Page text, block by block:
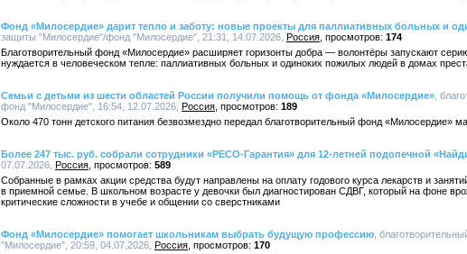
Фонд «Милосердие» дарит тепло и заботу: новые проекты для паллиативных больных и
защиты "Милосердие"/фонд "Милосердие", 21:31, 14.07.2026, Россия
174
Благотворительный фонд «Милосердие» расширяет горизонты добра — волонтёры запускают
нуждается в человеческом тепле: паллиативных больных и одиноких пожилых людей в домах
Семьи с детьми из шести областей России получили помощь от фонда «Милосердие» ,
фонд "Милосердие", 16:54, 12.07.2026, Россия
189
Около 470 тонн детского питания безвозмездно передал благотворительный фонд «Милосердие»
Более 247 тыс. руб. собрали сотрудники «РЕСО-Гарантия» для 12-летней подопечной
07.07.2026, Россия
589
Собранные в рамках акции средства будут направлены на оплату годового курса лекарств и
в приемной семье. В школьном возрасте у девочки был диагностирован СДВГ, который на фоне
критические сложности в учебе и общении со сверстниками
Фонд «Милосердие» помогает школьникам выбрать будущую профессию ,
"Милосердие", 20:59, 04.07.2026, Россия
170